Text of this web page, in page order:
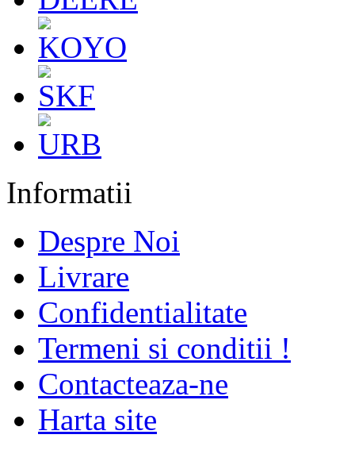
Informatii
Despre Noi
Livrare
Confidentialitate
Termeni si conditii !
Contacteaza-ne
Harta site